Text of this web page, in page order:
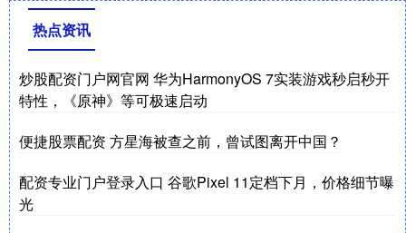
热点资讯
炒股配资门户网官网 华为HarmonyOS 7实装游戏秒启秒开
特性，《原神》等可极速启动
便捷股票配资 方星海被查之前，曾试图离开中国？
配资专业门户登录入口 谷歌Pixel 11定档下月，价格细节曝
光